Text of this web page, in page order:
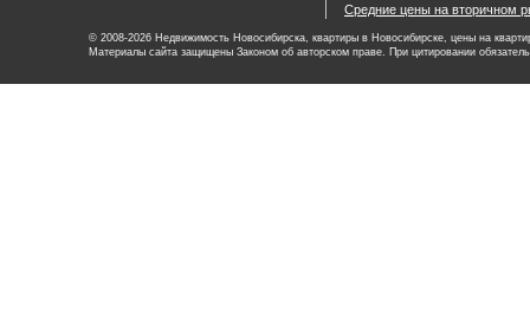
Средние цены на вторичном
© 2008-2026 Недвижимость Новосибирска, квартиры в Новосибирске, цены на
Материалы сайта защищены Законом об авторском праве. При цитировании